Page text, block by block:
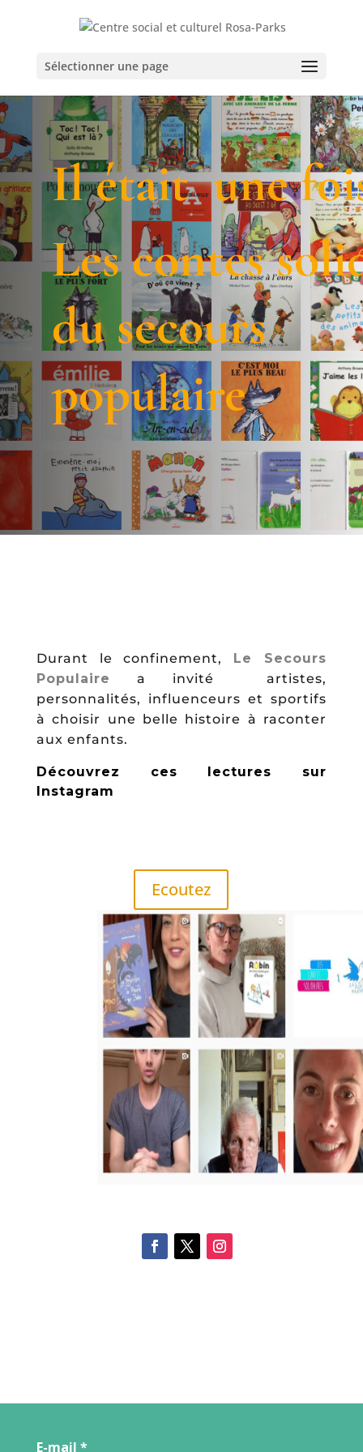
Sélectionner une page
Il était une
Les contes
du secours
populaire
Durant le confinement,
Le Secours
Populairea invité artistes,
personnalités, influenceurs et sportifs
à choisir une belle histoire à raconter
aux enfants.
Découvrez ces lectures sur
Instagram
Ecoutez
E-mail *